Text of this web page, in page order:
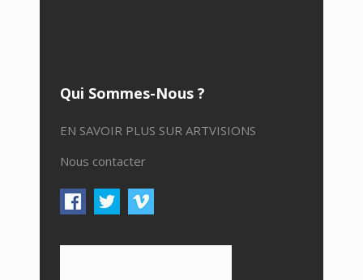
Qui Sommes-Nous ?
EN SAVOIR PLUS SUR ARTVISIONS
Nous contacter